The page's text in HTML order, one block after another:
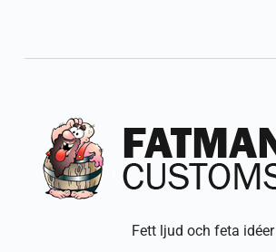
Fett ljud och feta idéer